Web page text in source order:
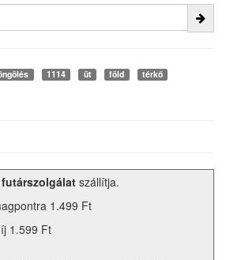
1114 üt föld
térkő
futárszolgálatszállítja.
1.499 Ft
1.599 Ft